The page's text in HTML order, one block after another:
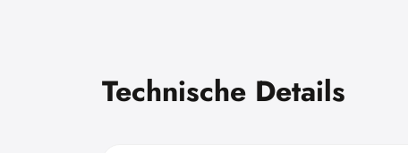
Technische Details